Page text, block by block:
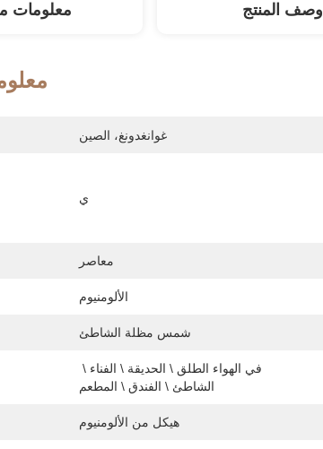
معلومات وصف المنتج
غوانغدونغ، الصين
ي
معاصر
الألومنيوم
شمس مظلة الشاطئ
الشاطئ \ الفندق \ المطعم
هيكل من الألومنيوم